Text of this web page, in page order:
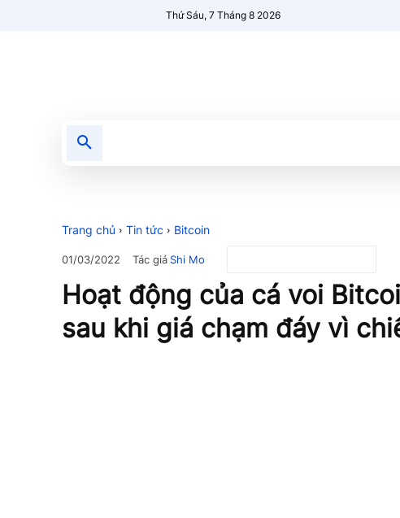
Thứ Sáu, 7 Tháng 8 2026
Trang chủ Tin tức Bitcoin
01/03/2022 Tác giảShi Mo
Hoạt động của cá voi
sau khi giá chạm đáy vì